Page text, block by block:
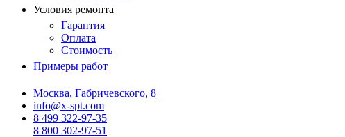
Условия ремонта
Гарантия
Оплата
Стоимость
Примеры работ
Москва, Габричевского, 8
info@x-spt.com
8 499 322-97-35
8 800 302-97-51